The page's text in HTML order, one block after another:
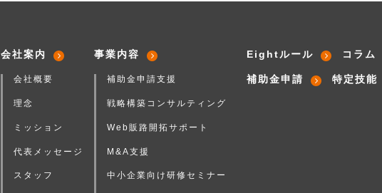
会社案内
会社概要
理念
ミッション
代表メッセージ
スタッフ
事業内容
補助金申請支援
戦略構築コンサルティング
Web販路開拓サポート
M&A支援
中小企業向け研修セミナー
Eightルール コラム
補助金申請 特定技能